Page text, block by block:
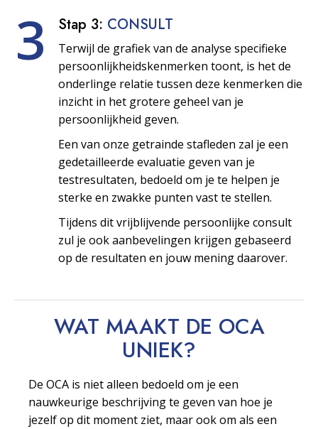
3 Stap 3: CONSULT
Terwijl de grafiek van de analyse specifieke
persoonlijkheids­kenmerken toont, is het de
onderlinge relatie tussen deze kenmerken die
inzicht in het grotere geheel van je
persoonlijkheid geven.
Een van onze getrainde stafleden zal je een
gedetailleerde evaluatie geven van je
testresultaten, bedoeld om je te helpen je
sterke en zwakke punten vast te stellen.
Tijdens dit vrijblijvende persoonlijke consult
zul je ook aanbevelingen krijgen gebaseerd
op de resultaten en jouw mening daarover.
WAT MAAKT DE OCA
UNIEK?
De OCA is niet alleen bedoeld om je een
nauwkeurige beschrijving te geven van hoe je
jezelf op dit moment ziet, maar ook om als een